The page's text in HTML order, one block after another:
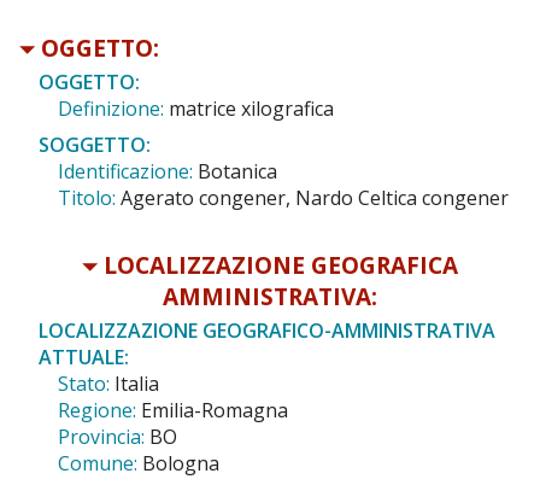
OGGETTO:
OGGETTO:
Definizione: matrice xilografica
SOGGETTO:
Identificazione: Botanica
Titolo: Agerato congener, Nardo Celtica congener
LOCALIZZAZIONE GEOGRAFICA
AMMINISTRATIVA:
LOCALIZZAZIONE GEOGRAFICO-AMMINISTRATIVA
ATTUALE:
Stato: Italia
Regione: Emilia-Romagna
Provincia: BO
Comune: Bologna